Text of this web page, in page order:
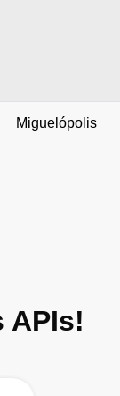
Miguelópolis
APIs!